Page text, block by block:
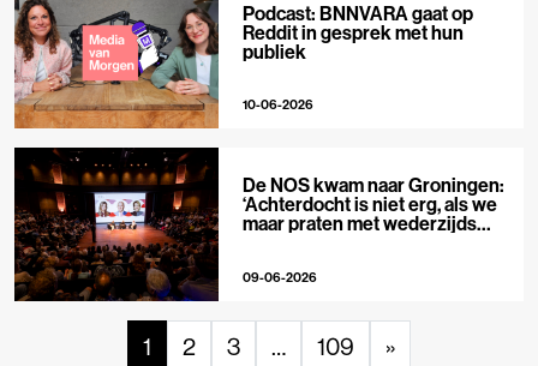
Podcast: BNNVARA gaat op
Reddit in gesprek met hun
publiek
10-06-2026
De NOS kwam naar Groningen:
‘Achterdocht is niet erg, als we
maar praten met wederzijds
09-06-2026
1 2 3 … 109 »